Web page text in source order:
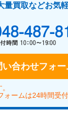
量買取などお気
い合わせフォー
ームは24時間受付